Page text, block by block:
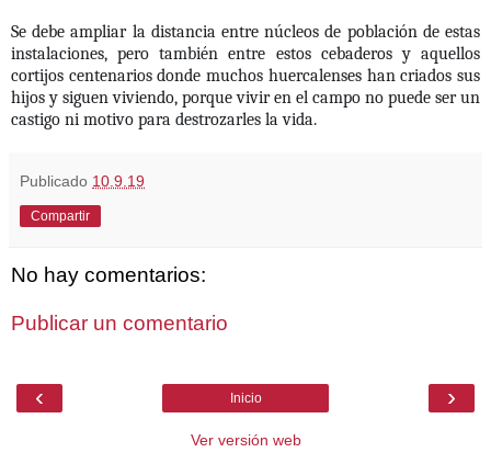
Se debe ampliar la distancia entre núcleos de población de estas
instalaciones, pero también entre estos cebaderos y aquellos
cortijos centenarios donde muchos huercalenses han criados sus
hijos y siguen viviendo, porque vivir en el campo no puede ser un
castigo ni motivo para destrozarles la vida.
Publicado 10.9.19
Compartir
No hay comentarios:
Publicar un comentario
‹ ›
Inicio
Ver versión web